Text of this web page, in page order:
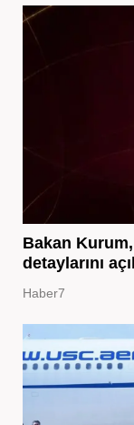
Bakan Kurum,
detaylarını
Haber7